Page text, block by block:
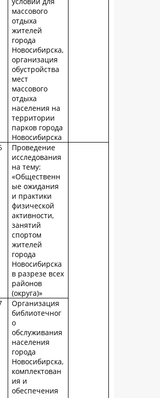
массового
отдыха
жителей
города
Новосибирска,
организация
обустройства
мест
массового
отдыха
населения на
территории
парков города
Новосибирска
Проведение
исследования
на тему:
«Общественн
ые ожидания
и практики
физической
активности,
занятий
спортом
жителей
города
Новосибирска
в разрезе всех
районов
(округа)»
Организация
библиотечног
о
обслуживания
населения
города
Новосибирска,
комплектован
ия и
обеспечения